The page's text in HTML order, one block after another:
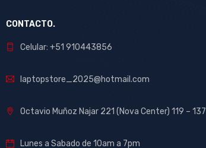
CONTACTO.
Celular: +51 910443856
laptopstore_2025@hotmail.com
Octavio Muñoz Najar 221 (Nova Center) 119 – 137
Lunes a Sabado de 10am a 7pm